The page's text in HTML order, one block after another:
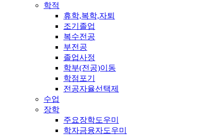
학적
휴학,복학,자퇴
조기졸업
복수전공
부전공
졸업사정
학부(전공)이동
학점포기
전공자율선택제
수업
장학
주요장학도우미
학자금융자도우미